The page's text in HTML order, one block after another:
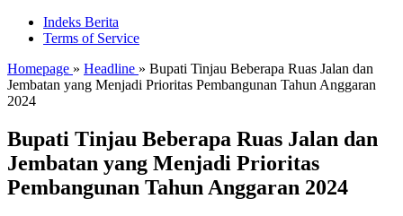
Indeks Berita
Terms of Service
Homepage » Headline » Bupati Tinjau Beberapa Ruas Jalan dan
Jembatan yang Menjadi Prioritas Pembangunan Tahun Anggaran
2024
Bupati Tinjau Beberapa Ruas Jalan dan
Jembatan yang Menjadi Prioritas
Pembangunan Tahun Anggaran 2024